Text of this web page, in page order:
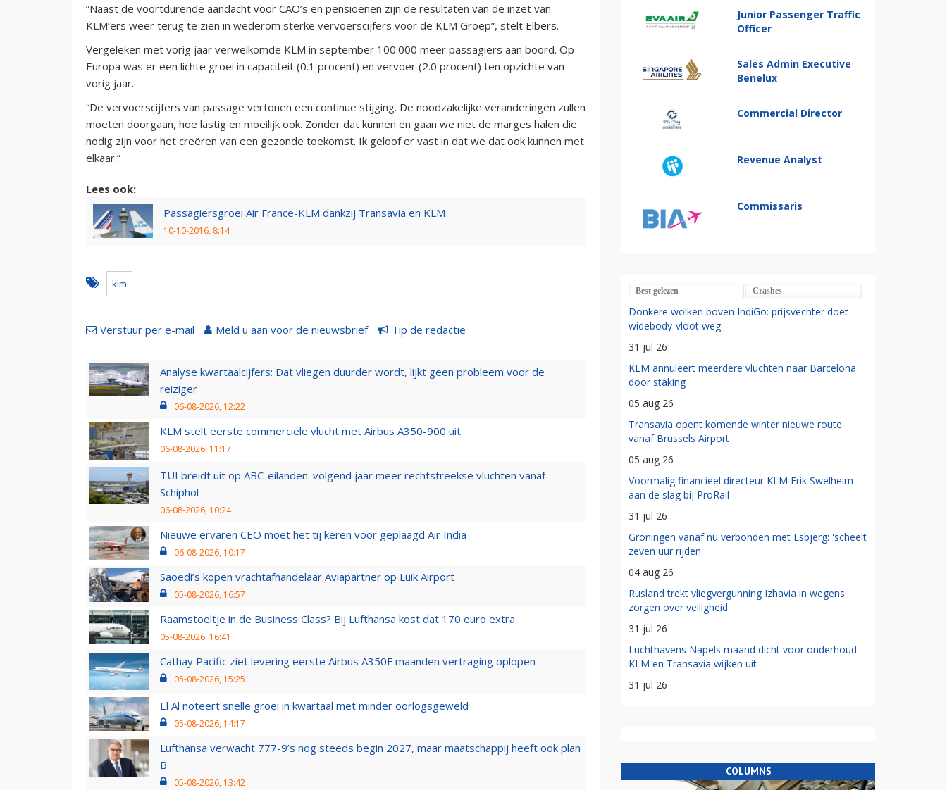
“Naast de voortdurende aandacht voor CAO’s en pensioenen zijn de resultaten van de inzet van
KLM’ers weer terug te zien in wederom sterke vervoerscijfers voor de KLM Groep”, stelt Elbers.
Vergeleken met vorig jaar verwelkomde KLM in september 100.000 meer passagiers aan boord. Op
Europa was er een lichte groei in capaciteit (0.1 procent) en vervoer (2.0 procent) ten opzichte van
vorig jaar.
“De vervoerscijfers van passage vertonen een continue stijging. De noodzakelijke veranderingen zullen
moeten doorgaan, hoe lastig en moeilijk ook. Zonder dat kunnen en gaan we niet de marges halen die
nodig zijn voor het creëren van een gezonde toekomst. Ik geloof er vast in dat we dat ook kunnen met
elkaar.”
Lees ook:
Passagiersgroei Air France-KLM dankzij Transavia en KLM
10-10-2016, 8:14
klm
Verstuur per e-mail Meld u aan voor de nieuwsbrief Tip de redactie
Analyse kwartaalcijfers: Dat vliegen duurder wordt, lijkt geen probleem voor de
reiziger
06-08-2026, 12:22
KLM stelt eerste commerciële vlucht met Airbus A350-900 uit
06-08-2026, 11:17
TUI breidt uit op ABC-eilanden: volgend jaar meer rechtstreekse vluchten vanaf
Schiphol
06-08-2026, 10:24
Nieuwe ervaren CEO moet het tij keren voor geplaagd Air India
06-08-2026, 10:17
Saoedi’s kopen vrachtafhandelaar Aviapartner op Luik Airport
05-08-2026, 16:57
Raamstoeltje in de Business Class? Bij Lufthansa kost dat 170 euro extra
05-08-2026, 16:41
Cathay Pacific ziet levering eerste Airbus A350F maanden vertraging oplopen
05-08-2026, 15:25
El Al noteert snelle groei in kwartaal met minder oorlogsgeweld
05-08-2026, 14:17
Lufthansa verwacht 777-9’s nog steeds begin 2027, maar maatschappij heeft ook plan
B
05-08-2026, 13:42
Junior Passenger Traffic
Officer
Sales Admin Executive
Benelux
Commercial Director
Revenue Analyst
Commissaris
Best gelezen Crashes
Donkere wolken boven IndiGo: prijsvechter doet
widebody-vloot weg
31 jul 26
KLM annuleert meerdere vluchten naar Barcelona
door staking
05 aug 26
Transavia opent komende winter nieuwe route
vanaf Brussels Airport
05 aug 26
Voormalig financieel directeur KLM Erik Swelheim
aan de slag bij ProRail
31 jul 26
Groningen vanaf nu verbonden met Esbjerg: 'scheelt
zeven uur rijden'
04 aug 26
Rusland trekt vliegvergunning Izhavia in wegens
zorgen over veiligheid
31 jul 26
Luchthavens Napels maand dicht voor onderhoud:
KLM en Transavia wijken uit
31 jul 26
COLUMNS